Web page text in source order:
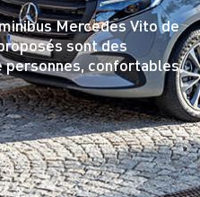
Mercedes Vito de
sont des
confortables,